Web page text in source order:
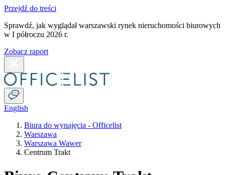
Przejdź do treści
Sprawdź, jak wyglądał warszawski rynek nieruchomości biurowych
w I półroczu 2026 r.
Zobacz raport
English
Biura do wynajęcia - Officelist
Warszawa
Warszawa Wawer
Centrum Trakt